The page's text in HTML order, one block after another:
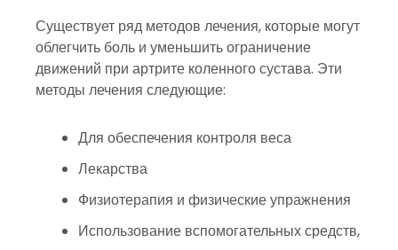
Существует ряд методов лечения, которые могут
облегчить боль и уменьшить ограничение
движений при артрите коленного сустава. Эти
методы лечения следующие:
Для обеспечения контроля веса
Лекарства
Физиотерапия и физические упражнения
Использование вспомогательных средств,